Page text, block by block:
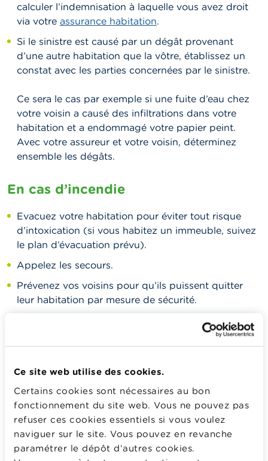
Ce site web utilise des cookies.
Certains cookies sont nécessaires au bon
fonctionnement du site web. Vous ne pouvez pas
refuser ces cookies essentiels si vous voulez
naviguer sur le site. Vous pouvez en revanche
paramétrer le dépôt d’autres cookies.
calculer l’indemnisation à laquelle vous avez droit
via votre assurance habitation.
Si le sinistre est causé par un dégât provenant
d’une autre habitation que la vôtre, établissez un
constat avec les parties concernées par le sinistre.
Ce sera le cas par exemple si une fuite d’eau chez
votre voisin a causé des infiltrations dans votre
habitation et a endommagé votre papier peint.
Avec votre assureur et votre voisin, déterminez
ensemble les dégâts.
En cas d’incendie
Evacuez votre habitation pour éviter tout risque
d’intoxication (si vous habitez un immeuble, suivez
le plan d’évacuation prévu).
Appelez les secours.
Prévenez vos voisins pour qu’ils puissent quitter
leur habitation par mesure de sécurité.
série de précautions à
prendre pour éviter un incendie dans une
habitation.
En premier lieu, pensez à vous
protéger et à sauver ce qui
peut encore l’être !